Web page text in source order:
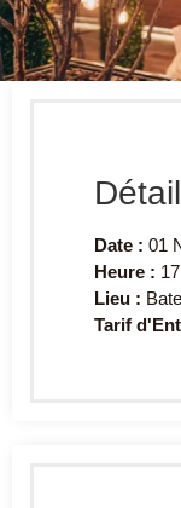
Date : 01
Heure :
Lieu :
Tarif